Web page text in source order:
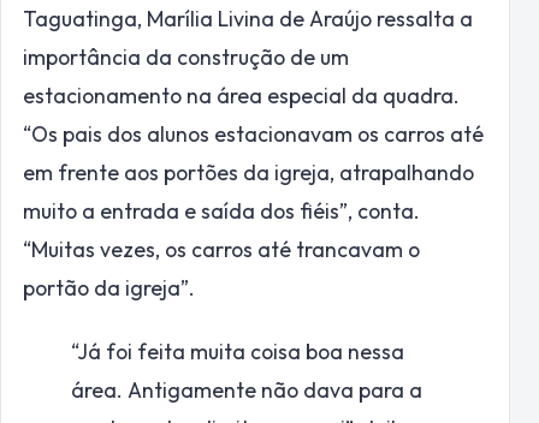
Taguatinga, Marília Livina de Araújo ressalta a
importância da construção de um
estacionamento na área especial da quadra.
“Os pais dos alunos estacionavam os carros até
em frente aos portões da igreja, atrapalhando
muito a entrada e saída dos fiéis”, conta.
“Muitas vezes, os carros até trancavam o
portão da igreja”.
“Já foi feita muita coisa boa nessa
área. Antigamente não dava para a